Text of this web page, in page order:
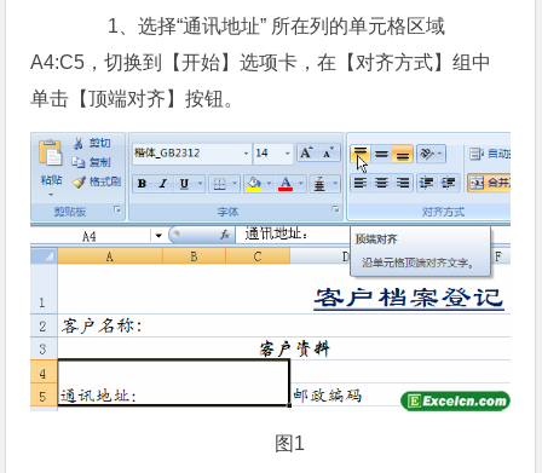
1、选择“通讯地址” 所在列的单元格区域
A4:C5，切换到【开始】选项卡，在【对齐方式】组中
单击【顶端对齐】按钮。
图1